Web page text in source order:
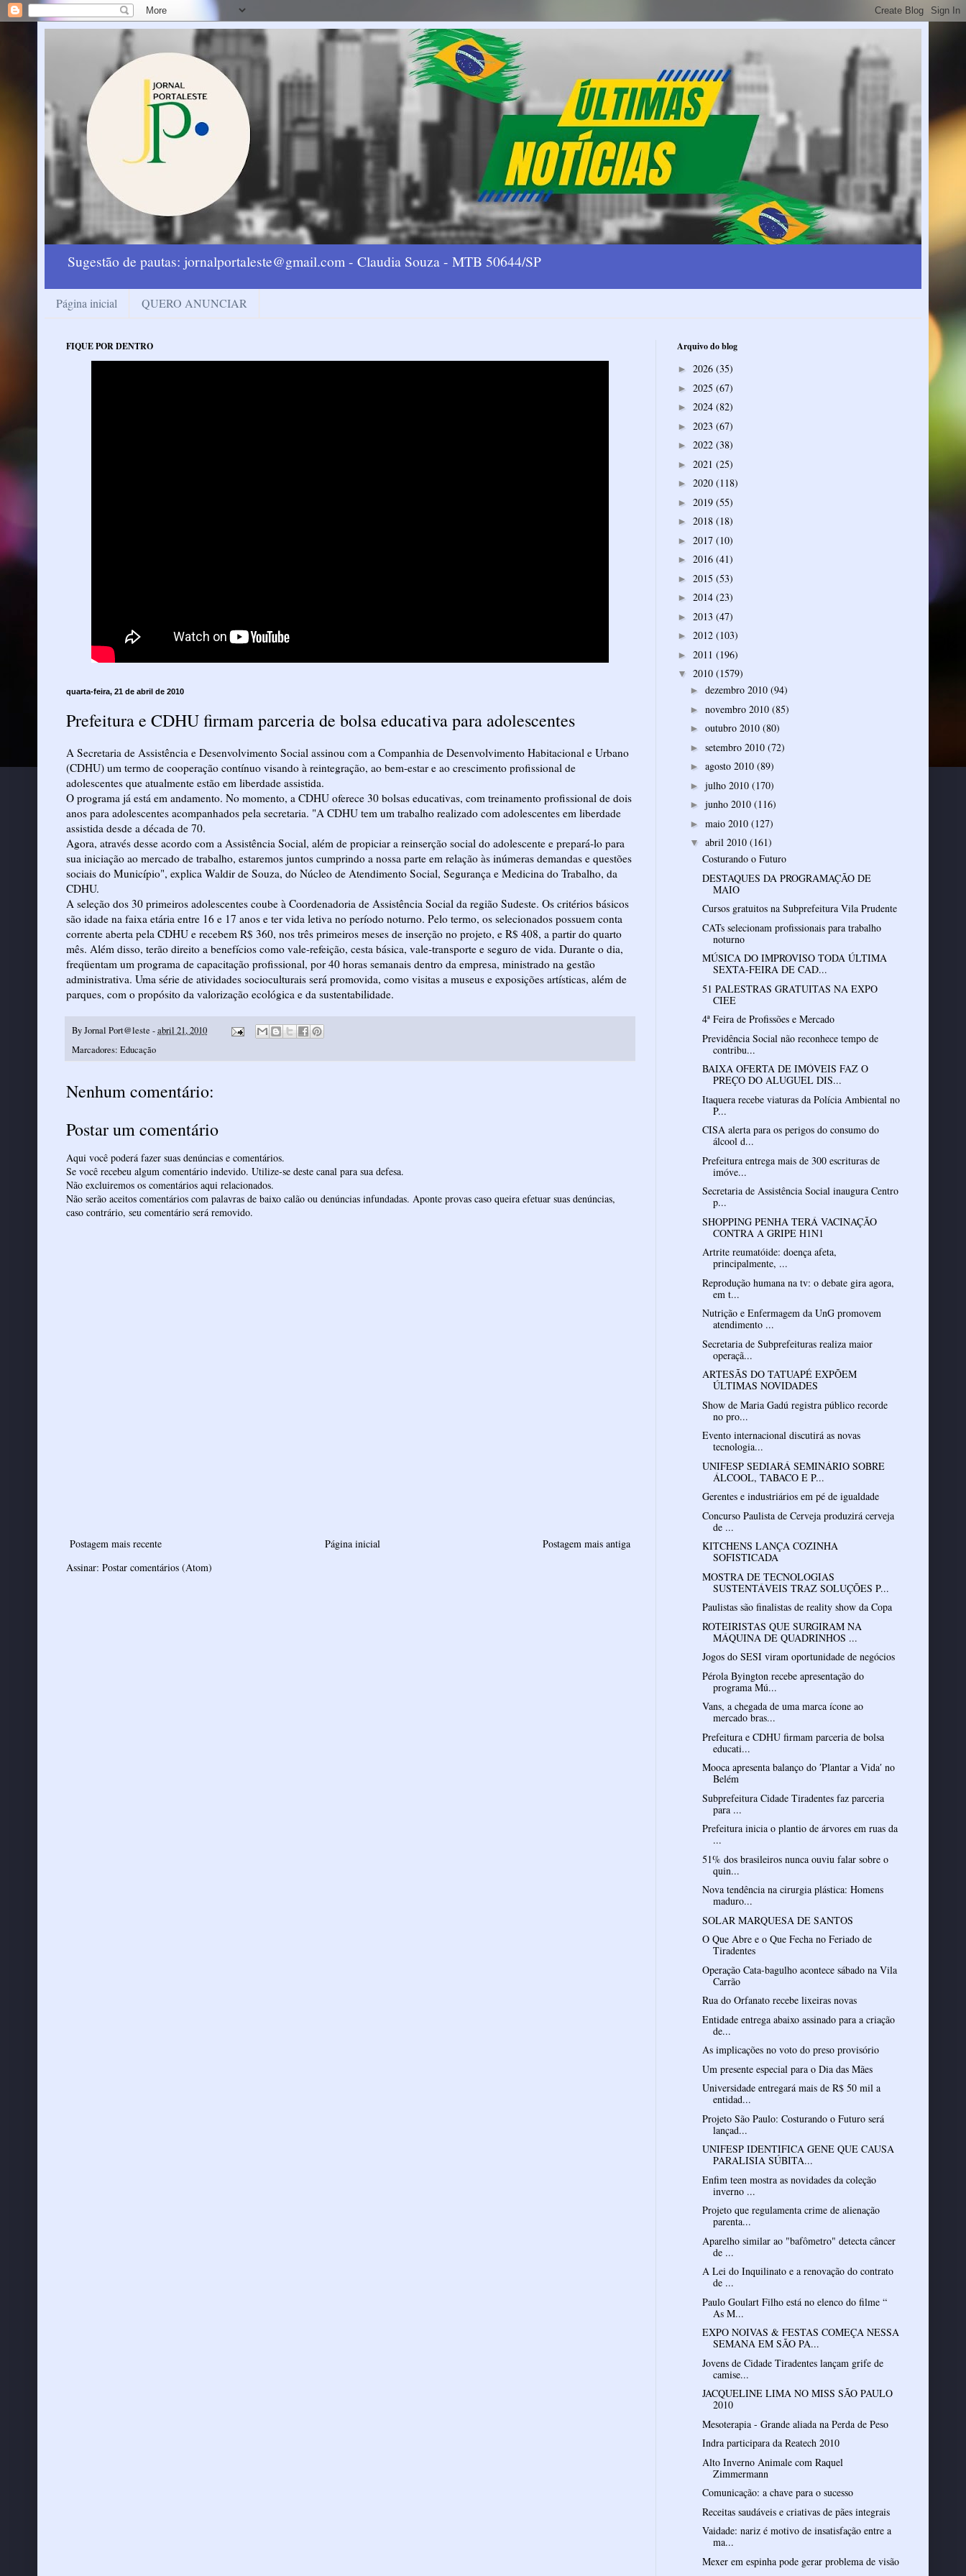
Sugestão de pautas: jornalportaleste@gmail.com - Claudia Souza - MTB 50644/SP
Página inicial QUERO ANUNCIAR
FIQUE POR DENTRO
quarta-feira, 21 de abril de 2010
Prefeitura e CDHU firmam parceria de bolsa educativa para adolescentes
A Secretaria de Assistência e Desenvolvimento Social assinou com a Companhia de Desenvolvimento Habitacional e Urbano
(CDHU) um termo de cooperação contínuo visando à reintegração, ao bem-estar e ao crescimento profissional de
adolescentes que atualmente estão em liberdade assistida.
O programa já está em andamento. No momento, a CDHU oferece 30 bolsas educativas, com treinamento profissional de dois
anos para adolescentes acompanhados pela secretaria. "A CDHU tem um trabalho realizado com adolescentes em liberdade
assistida desde a década de 70.
Agora, através desse acordo com a Assistência Social, além de propiciar a reinserção social do adolescente e prepará-lo para
sua iniciação ao mercado de trabalho, estaremos juntos cumprindo a nossa parte em relação às inúmeras demandas e questões
sociais do Município", explica Waldir de Souza, do Núcleo de Atendimento Social, Segurança e Medicina do Trabalho, da
CDHU.
A seleção dos 30 primeiros adolescentes coube à Coordenadoria de Assistência Social da região Sudeste. Os critérios básicos
são idade na faixa etária entre 16 e 17 anos e ter vida letiva no período noturno. Pelo termo, os selecionados possuem conta
corrente aberta pela CDHU e recebem R$ 360, nos três primeiros meses de inserção no projeto, e R$ 408, a partir do quarto
mês. Além disso, terão direito a benefícios como vale-refeição, cesta básica, vale-transporte e seguro de vida. Durante o dia,
freqüentam um programa de capacitação profissional, por 40 horas semanais dentro da empresa, ministrado na gestão
administrativa. Uma série de atividades socioculturais será promovida, como visitas a museus e exposições artísticas, além de
parques, com o propósito da valorização ecológica e da sustentabilidade.
ByJornal Port@leste -abril 21, 2010
Marcadores: Educação
Nenhum comentário:
Postar um comentário
Aqui você poderá fazer suas denúncias e comentários.
Se você recebeu algum comentário indevido. Utilize-se deste canal para sua defesa.
Não excluiremos os comentários aqui relacionados.
Não serão aceitos comentários com palavras de baixo calão ou denúncias infundadas. Aponte provas caso queira efetuar suas denúncias,
caso contrário, seu comentário será removido.
Postagem mais recente Postagem mais antiga
Página inicial
Assinar: Postar comentários (Atom)
Arquivo do blog
► 2026 (35)
► 2025 (67)
► 2024 (82)
► 2023 (67)
► 2022 (38)
► 2021 (25)
► 2020 (118)
► 2019 (55)
► 2018 (18)
► 2017 (10)
► 2016 (41)
► 2015 (53)
► 2014 (23)
► 2013 (47)
► 2012 (103)
► 2011 (196)
▼ 2010 (1579)
► dezembro 2010 (94)
► novembro 2010 (85)
► outubro 2010 (80)
► setembro 2010 (72)
► agosto 2010 (89)
► julho 2010 (170)
► junho 2010 (116)
► maio 2010 (127)
▼ abril 2010 (161)
Costurando o Futuro
DESTAQUES DA PROGRAMAÇÃO DE
MAIO
Cursos gratuitos na Subprefeitura Vila Prudente
CATs selecionam profissionais para trabalho
noturno
MÚSICA DO IMPROVISO TODA ÚLTIMA
SEXTA-FEIRA DE CAD...
51 PALESTRAS GRATUITAS NA EXPO
CIEE
4ª Feira de Profissões e Mercado
Previdência Social não reconhece tempo de
contribu...
BAIXA OFERTA DE IMÓVEIS FAZ O
PREÇO DO ALUGUEL DIS...
Itaquera recebe viaturas da Polícia Ambiental no
P...
CISA alerta para os perigos do consumo do
álcool d...
Prefeitura entrega mais de 300 escrituras de
imóve...
Secretaria de Assistência Social inaugura Centro
p...
SHOPPING PENHA TERÁ VACINAÇÃO
CONTRA A GRIPE H1N1
Artrite reumatóide: doença afeta,
principalmente, ...
Reprodução humana na tv: o debate gira agora,
em t...
Nutrição e Enfermagem da UnG promovem
atendimento ...
Secretaria de Subprefeituras realiza maior
operaçã...
ARTESÃS DO TATUAPÉ EXPÕEM
ÚLTIMAS NOVIDADES
Show de Maria Gadú registra público recorde
no pro...
Evento internacional discutirá as novas
tecnologia...
UNIFESP SEDIARÁ SEMINÁRIO SOBRE
ÁLCOOL, TABACO E P...
Gerentes e industriários em pé de igualdade
Concurso Paulista de Cerveja produzirá cerveja
de ...
KITCHENS LANÇA COZINHA
SOFISTICADA
MOSTRA DE TECNOLOGIAS
SUSTENTÁVEIS TRAZ SOLUÇÕES P...
Paulistas são finalistas de reality show da Copa
ROTEIRISTAS QUE SURGIRAM NA
MÁQUINA DE QUADRINHOS ...
Jogos do SESI viram oportunidade de negócios
Pérola Byington recebe apresentação do
programa Mú...
Vans, a chegada de uma marca ícone ao
mercado bras...
Prefeitura e CDHU firmam parceria de bolsa
educati...
Mooca apresenta balanço do ′Plantar a Vida′ no
Belém
Subprefeitura Cidade Tiradentes faz parceria
para ...
Prefeitura inicia o plantio de árvores em ruas da
...
51% dos brasileiros nunca ouviu falar sobre o
quin...
Nova tendência na cirurgia plástica: Homens
maduro...
SOLAR MARQUESA DE SANTOS
O Que Abre e o Que Fecha no Feriado de
Tiradentes
Operação Cata-bagulho acontece sábado na Vila
Carrão
Rua do Orfanato recebe lixeiras novas
Entidade entrega abaixo assinado para a criação
de...
As implicações no voto do preso provisório
Um presente especial para o Dia das Mães
Universidade entregará mais de R$ 50 mil a
entidad...
Projeto São Paulo: Costurando o Futuro será
lançad...
UNIFESP IDENTIFICA GENE QUE CAUSA
PARALISIA SÚBITA...
Enfim teen mostra as novidades da coleção
inverno ...
Projeto que regulamenta crime de alienação
parenta...
Aparelho similar ao "bafômetro" detecta câncer
de ...
A Lei do Inquilinato e a renovação do contrato
de ...
Paulo Goulart Filho está no elenco do filme “
As M...
EXPO NOIVAS & FESTAS COMEÇA NESSA
SEMANA EM SÃO PA...
Jovens de Cidade Tiradentes lançam grife de
camise...
JACQUELINE LIMA NO MISS SÃO PAULO
2010
Mesoterapia - Grande aliada na Perda de Peso
Indra participara da Reatech 2010
Alto Inverno Animale com Raquel
Zimmermann
Comunicação: a chave para o sucesso
Receitas saudáveis e criativas de pães integrais
Vaidade: nariz é motivo de insatisfação entre a
ma...
Mexer em espinha pode gerar problema de visão